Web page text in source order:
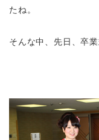
たね。
そんな中、先日、卒